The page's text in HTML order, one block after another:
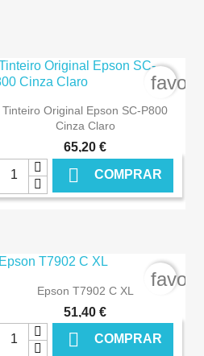
€ ONLINE
 Ver+
Tinteiro Original Epson SC-P800
Cinza Claro
65,20 €
 COMPRAR
 Ver+
Epson T7902 C XL
51,40 €
 COMPRAR